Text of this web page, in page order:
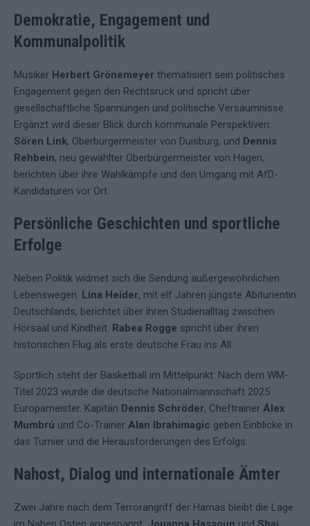
Demokratie, Engagement und
Kommunalpolitik
Musiker Herbert Grönemeyer thematisiert sein politisches
Engagement gegen den Rechtsruck und spricht über
gesellschaftliche Spannungen und politische Versäumnisse.
Ergänzt wird dieser Blick durch kommunale Perspektiven:
Sören Link, Oberbürgermeister von Duisburg, und Dennis
Rehbein, neu gewählter Oberbürgermeister von Hagen,
berichten über ihre Wahlkämpfe und den Umgang mit AfD-
Kandidaturen vor Ort.
Persönliche Geschichten und sportliche
Erfolge
Neben Politik widmet sich die Sendung außergewöhnlichen
Lebenswegen. Lina Heider, mit elf Jahren jüngste Abiturientin
Deutschlands, berichtet über ihren Studienalltag zwischen
Hörsaal und Kindheit. Rabea Rogge spricht über ihren
historischen Flug als erste deutsche Frau ins All.
Sportlich steht der Basketball im Mittelpunkt: Nach dem WM-
Titel 2023 wurde die deutsche Nationalmannschaft 2025
Europameister. Kapitän Dennis Schröder, Cheftrainer Álex
Mumbrú und Co-Trainer Alan Ibrahimagic geben Einblicke in
das Turnier und die Herausforderungen des Erfolgs.
Nahost, Dialog und internationale Ämter
Zwei Jahre nach dem Terrorangriff der Hamas bleibt die Lage